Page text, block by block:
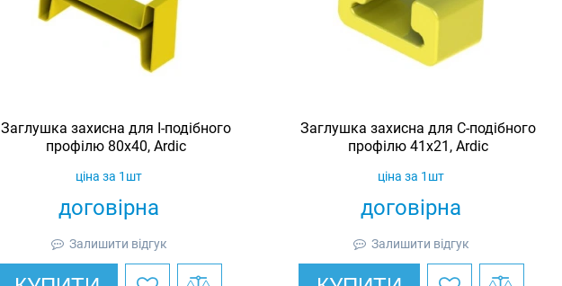
Заглушка захисна для I-подібного
профілю 80х40, Ardic
договірна
ціна за 1шт
Залишити відгук
Заглушка захисна для С-подібного
профілю 41х21, Ardic
договірна
ціна за 1шт
Залишити відгук